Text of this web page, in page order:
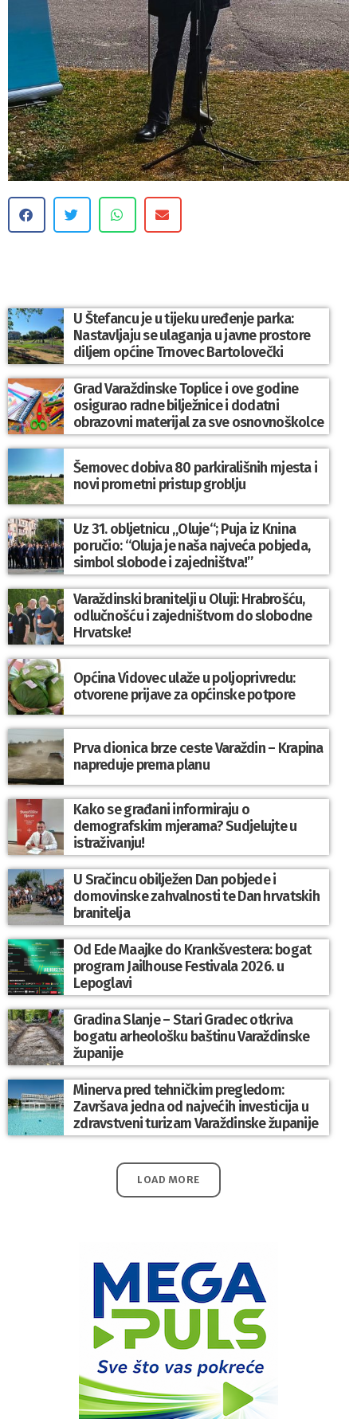
U Štefancu je u tijeku uređenje parka:
Nastavljaju se ulaganja u javne prostore
diljem općine Trnovec Bartolovečki
Grad Varaždinske Toplice i ove godine
osigurao radne bilježnice i dodatni
obrazovni materijal za sve osnovnoškolce
Šemovec dobiva 80 parkirališnih mjesta i
novi prometni pristup groblju
Uz 31. obljetnicu „Oluje“; Puja iz Knina
poručio: “Oluja je naša najveća pobjeda,
simbol slobode i zajedništva!”
Varaždinski branitelji u Oluji: Hrabrošću,
odlučnošću i zajedništvom do slobodne
Hrvatske!
Općina Vidovec ulaže u poljoprivredu:
otvorene prijave za općinske potpore
Prva dionica brze ceste Varaždin – Krapina
napreduje prema planu
Kako se građani informiraju o
demografskim mjerama? Sudjelujte u
istraživanju!
U Sračincu obilježen Dan pobjede i
domovinske zahvalnosti te Dan hrvatskih
branitelja
Od Ede Maajke do Krankšvestera: bogat
program Jailhouse Festivala 2026. u
Lepoglavi
Gradina Slanje – Stari Gradec otkriva
bogatu arheološku baštinu Varaždinske
županije
Minerva pred tehničkim pregledom:
Završava jedna od najvećih investicija u
zdravstveni turizam Varaždinske županije
LOAD MORE